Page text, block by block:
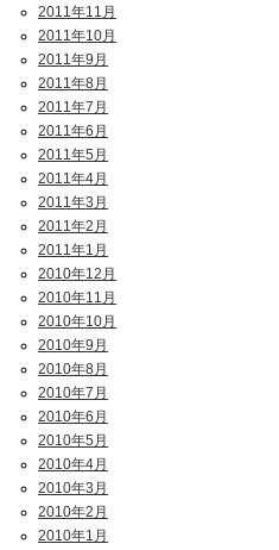
2011年11月
2011年10月
2011年9月
2011年8月
2011年7月
2011年6月
2011年5月
2011年4月
2011年3月
2011年2月
2011年1月
2010年12月
2010年11月
2010年10月
2010年9月
2010年8月
2010年7月
2010年6月
2010年5月
2010年4月
2010年3月
2010年2月
2010年1月